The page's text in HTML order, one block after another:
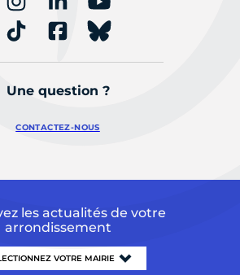
Une question ?
CONTACTEZ-NOUS
les actualités de votre
arrondissement